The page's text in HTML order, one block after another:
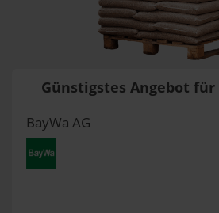
Günstigstes Angebot für
BayWa AG